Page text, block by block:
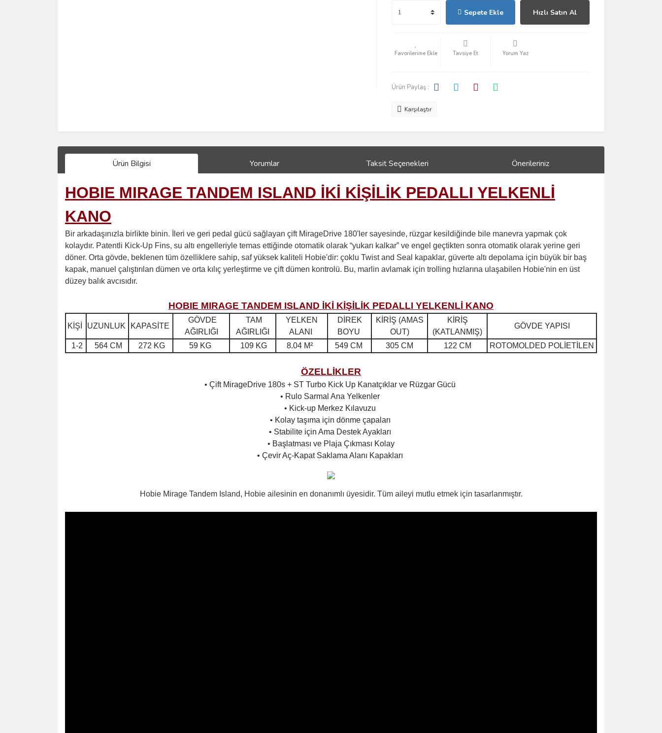
Sepete Ekle Hızlı Satın Al
Tavsiye Et Yorum Yaz
Ürün Paylaş :
Karşılaştır
Ürün Bilgisi Yorumlar Taksit Seçenekleri Önerileriniz
HOBIE MIRAGE TANDEM ISLAND İKİ KİŞİLİK PEDALLI YELKENLİ
KANO
Bir arkadaşınızla birlikte binin. İleri ve geri pedal gücü sağlayan çift MirageDrive 180'ler sayesinde, rüzgar kesildiğinde bile manevra yapmak çok
kolaydır. Patentli Kick-Up Fins, su altı engelleriyle temas ettiğinde otomatik olarak “yukarı kalkar” ve engel geçtikten sonra otomatik olarak yerine geri
döner. Orta gövde, beklenen tüm özelliklere sahip, saf yüksek kaliteli Hobie'dir: çoklu Twist and Seal kapaklar, güverte altı depolama için büyük bir baş
kapak, manuel çalıştırılan dümen ve orta kılıç yerleştirme ve çift dümen kontrolü. Bu, marlin avlamak için trolling hızlarına ulaşabilen Hobie'nin en üst
düzey balık avcısıdır.
HOBIE MIRAGE TANDEM ISLAND İKİ KİŞİLİK PEDALLI YELKENLİ KANO
KİŞİ UZUNLUK KAPASİTE
GÖVDE
AĞIRLIĞI
TAM
AĞIRLIĞI
YELKEN
ALANI
DİREK
BOYU
KİRİŞ (AMAS
OUT)
KİRİŞ
(KATLANMIŞ)
GÖVDE YAPISI
1-2 564 CM 272 KG 59 KG 109 KG 8.04 M² 549 CM 305 CM 122 CM ROTOMOLDED POLİETİLEN
ÖZELLİKLER
• Çift MirageDrive 180s + ST Turbo Kick Up Kanatçıklar ve Rüzgar Gücü
• Rulo Sarmal Ana Yelkenler
• Kick-up Merkez Kılavuzu
• Kolay taşıma için dönme çapaları
• Stabilite için Ama Destek Ayakları
• Başlatması ve Plaja Çıkması Kolay
• Çevir Aç-Kapat Saklama Alanı Kapakları
Hobie Mirage Tandem Island, Hobie ailesinin en donanımlı üyesidir. Tüm aileyi mutlu etmek için tasarlanmıştır.